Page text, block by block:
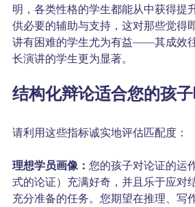
明，各类性格的学生都能从中获得提
供必要的辅助与支持，这对那些觉得
讲有困难的学生尤为有益——其成效
长演讲的学生更为显著。
结构化辩论适合您的孩子
请利用这些指标诚实地评估匹配度：
理想学员画像： 您的孩子对论证的运
式的论证）充满好奇，并且乐于应对
充分准备的任务。您期望在推理、写